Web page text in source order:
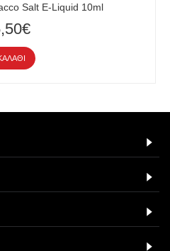
Salt E-Liquid 10ml